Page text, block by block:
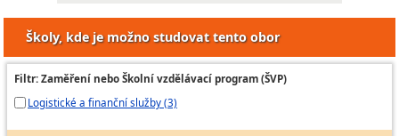
Školy, kde je možno studovat tento obor
Filtr: Zaměření nebo Školní vzdělávací program (ŠVP)
Logistické a finanční služby (3)